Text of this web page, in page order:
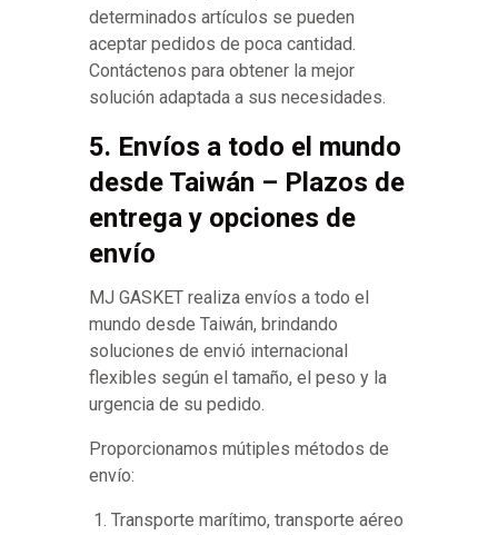
determinados artículos se pueden
aceptar pedidos de poca cantidad.
Contáctenos para obtener la mejor
solución adaptada a sus necesidades.
5. Envíos a todo el mundo
desde Taiwán – Plazos de
entrega y opciones de
envío
MJ GASKET realiza envíos a todo el
mundo desde Taiwán, brindando
soluciones de envió internacional
flexibles según el tamaño, el peso y la
urgencia de su pedido.
Proporcionamos mútiples métodos de
envío:
Transporte marítimo, transporte aéreo